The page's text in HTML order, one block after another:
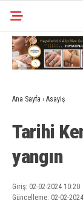
Ana Sayfa › Asayiş
Tarihi
yangın
Giriş: 02-02-2024 10:20
Güncelleme: 02-02-